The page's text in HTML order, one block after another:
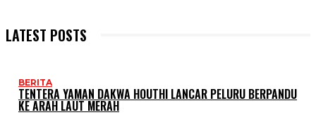
LATEST POSTS
BERITA
TENTERA YAMAN DAKWA HOUTHI LANCAR PELURU BERPANDU
KE ARAH LAUT MERAH